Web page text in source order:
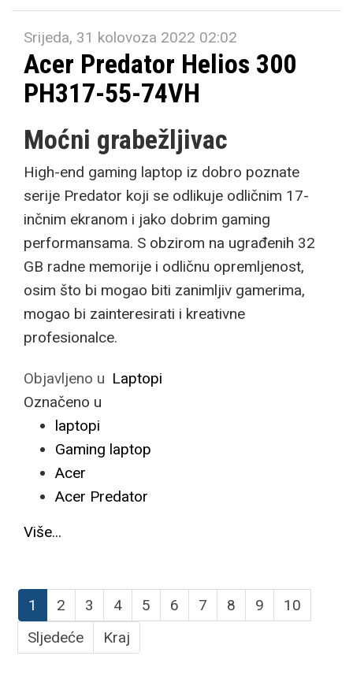
Srijeda, 31 kolovoza 2022 02:02
Acer Predator Helios 300
PH317-55-74VH
Moćni grabežljivac
High-end gaming laptop iz dobro poznate
serije Predator koji se odlikuje odličnim 17-
inčnim ekranom i jako dobrim gaming
performansama. S obzirom na ugrađenih 32
GB radne memorije i odličnu opremljenost,
osim što bi mogao biti zanimljiv gamerima,
mogao bi zainteresirati i kreativne
profesionalce.
Objavljeno u Laptopi
Označeno u
laptopi
Gaming laptop
Acer
Acer Predator
Više...
1 2 3 4 5 6 7 8 9
10
Sljedeće
Kraj